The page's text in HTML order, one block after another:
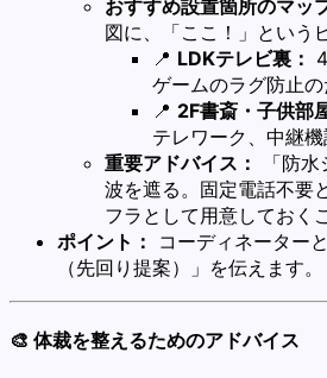
おすすめ設置箇所のマッ
図に、「ここ！」という
📍 LDKテレビ裏：
ゲームのラグ防止の
📍 2F書斎・子供部
テレワーク、中継機
重要アドバイス：
「防
波を遮る。固定電話不要
フラとして用意しておく
ポイント：
コーディネーター
（先回り提案）」を伝えます。
🎨 体裁を整えるためのアドバイス